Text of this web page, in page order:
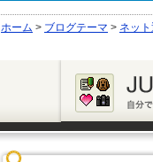
ホーム > ブログテーマ > ネット